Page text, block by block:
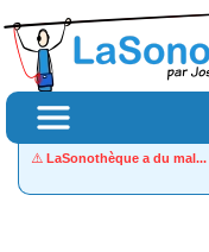
⚠️ LaSonothèque a du mal...